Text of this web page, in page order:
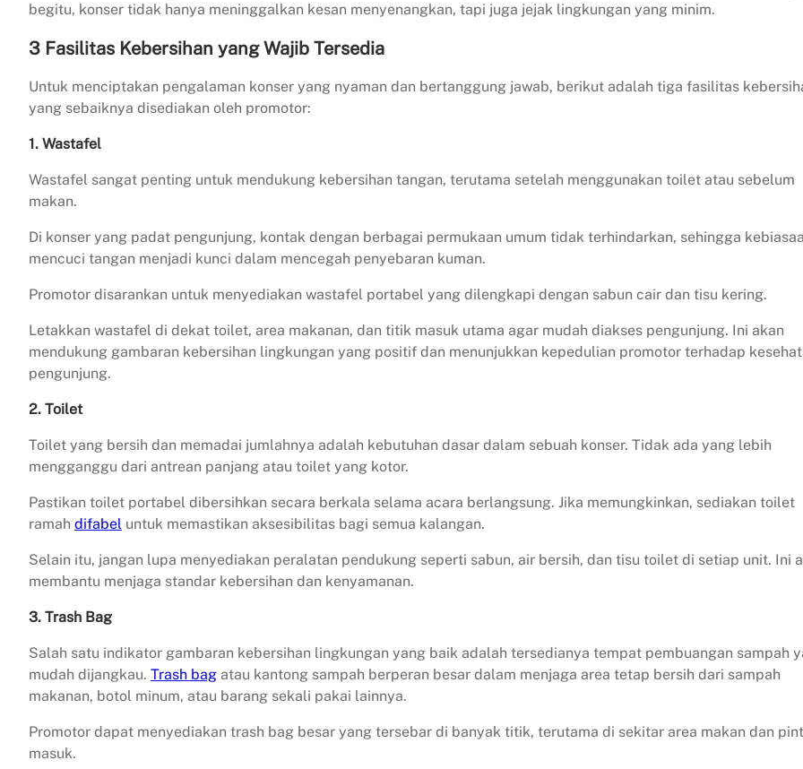
begitu, konser tidak hanya meninggalkan kesan menyenangkan, tapi juga jejak lingkungan yang minim.
3 Fasilitas Kebersihan yang Wajib Tersedia
Untuk menciptakan pengalaman konser yang nyaman dan bertanggung jawab, berikut adalah tiga fasilitas
yang sebaiknya disediakan oleh promotor:
1. Wastafel
Wastafel sangat penting untuk mendukung kebersihan tangan, terutama setelah menggunakan toilet atau sebelum
makan.
Di konser yang padat pengunjung, kontak dengan berbagai permukaan umum tidak terhindarkan, sehingga
mencuci tangan menjadi kunci dalam mencegah penyebaran kuman.
Promotor disarankan untuk menyediakan wastafel portabel yang dilengkapi dengan sabun cair dan tisu kering.
Letakkan wastafel di dekat toilet, area makanan, dan titik masuk utama agar mudah diakses pengunjung. Ini akan
mendukung gambaran kebersihan lingkungan yang positif dan menunjukkan kepedulian promotor terhadap
pengunjung.
2. Toilet
Toilet yang bersih dan memadai jumlahnya adalah kebutuhan dasar dalam sebuah konser. Tidak ada yang lebih
mengganggu dari antrean panjang atau toilet yang kotor.
Pastikan toilet portabel dibersihkan secara berkala selama acara berlangsung. Jika memungkinkan, sediakan toilet
ramah difabel untuk memastikan aksesibilitas bagi semua kalangan.
Selain itu, jangan lupa menyediakan peralatan pendukung seperti sabun, air bersih, dan tisu toilet di setiap unit. Ini
membantu menjaga standar kebersihan dan kenyamanan.
3. Trash Bag
Salah satu indikator gambaran kebersihan lingkungan yang baik adalah tersedianya tempat pembuangan sampah
mudah dijangkau. Trash bag atau kantong sampah berperan besar dalam menjaga area tetap bersih dari sampah
makanan, botol minum, atau barang sekali pakai lainnya.
Promotor dapat menyediakan trash bag besar yang tersebar di banyak titik, terutama di sekitar area makan dan
masuk.